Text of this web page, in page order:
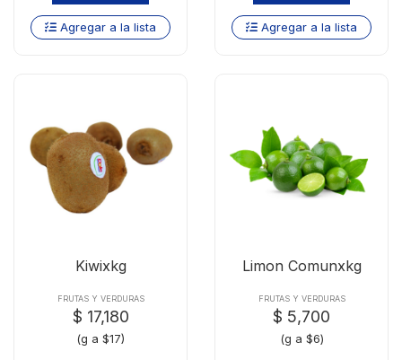
Agregar a la lista Agregar a la lista
Kiwixkg
FRUTAS Y VERDURAS
$ 17,180
(g a $17)
Limon Comunxkg
FRUTAS Y VERDURAS
$ 5,700
(g a $6)